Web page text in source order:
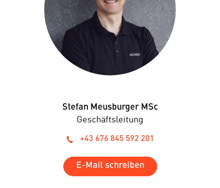
Stefan Meusburger MSc
Geschäftsleitung
+43 676 845 592 201
E-Mail schreiben